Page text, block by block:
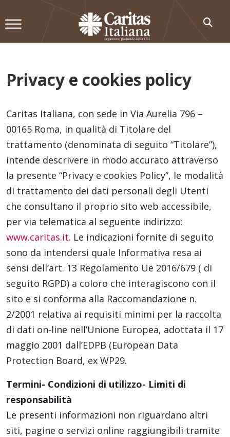
to
Privacy e cookies policy
Caritas Italiana, con sede in Via Aurelia 796 –
00165 Roma, in qualità di Titolare del
trattamento (denominata di seguito “Titolare”),
intende descrivere in modo accurato attraverso
la presente “Privacy e cookies Policy”, le modalità
di trattamento dei dati personali degli Utenti
che consultano il proprio sito web accessibile,
per via telematica al seguente indirizzo:
www.caritas.it. Le indicazioni fornite di seguito
sono da intendersi quale Informativa resa ai
sensi dell’art. 13 Regolamento Ue 2016/679 ( di
seguito RGPD) a coloro che interagiscono con il
sito e si conforma alla Raccomandazione n.
2/2001 relativa ai requisiti minimi per la raccolta
di dati on-line nell’Unione Europea, adottata il 17
maggio 2001 dall’EDPB (European Data
Protection Board, ex WP29.
Termini- Condizioni di utilizzo- Limiti di
responsabilità
Le presenti informazioni non riguardano altri
siti, pagine o servizi online raggiungibili tramite